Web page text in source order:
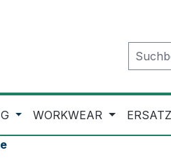
WORKWEAR